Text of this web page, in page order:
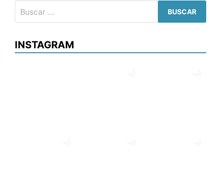
INSTAGRAM